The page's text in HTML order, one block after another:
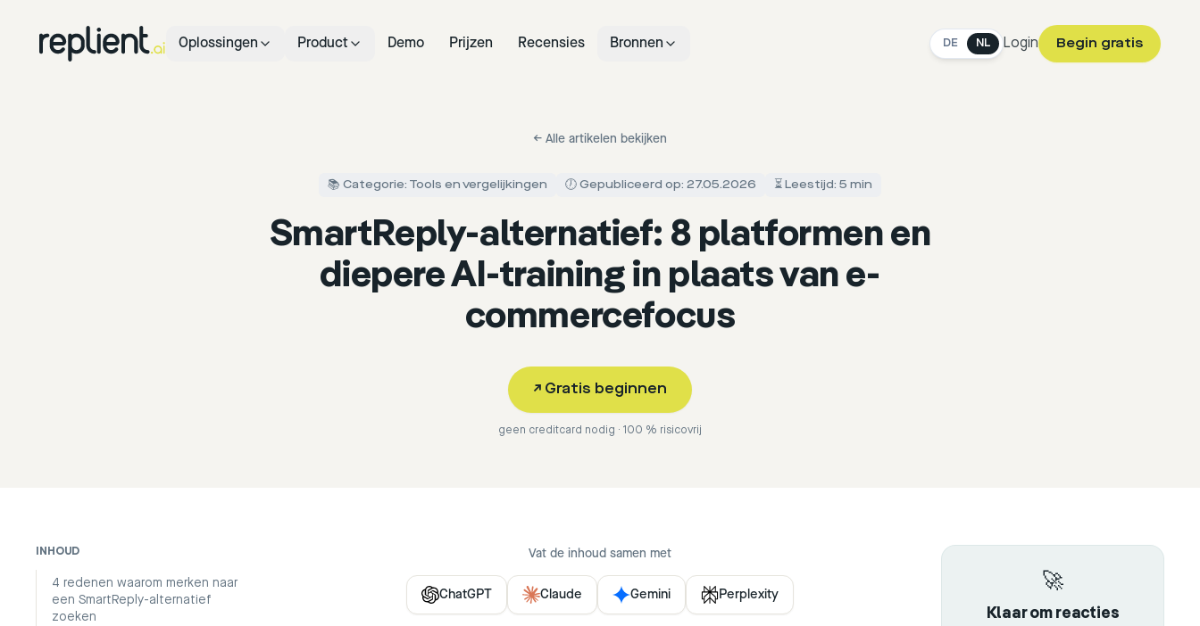
Oplossingen Product Demo Prijzen Recensies Bronnen DE NL Login Begin gratis
← Alle artikelen bekijken
📚 Categorie: Tools en vergelijkingen 🕖 Gepubliceerd op: 27.05.2026 ⏳ Leestijd: 5 min
SmartReply-alternatief: 8 platformen en
diepere AI-training in plaats van e-
commercefocus
↗ Gratis beginnen
geen creditcard nodig · 100 % risicovrij
INHOUD
4 redenen waarom merken naar
een SmartReply-alternatief
zoeken
Vat de inhoud samen met
ChatGPT Claude Gemini Perplexity
🚀
Klaar om reacties